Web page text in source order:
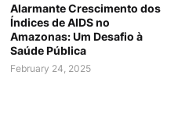
Alarmante Crescimento dos
Índices de AIDS no
Amazonas: Um Desafio à
Saúde Pública
February 24, 2025